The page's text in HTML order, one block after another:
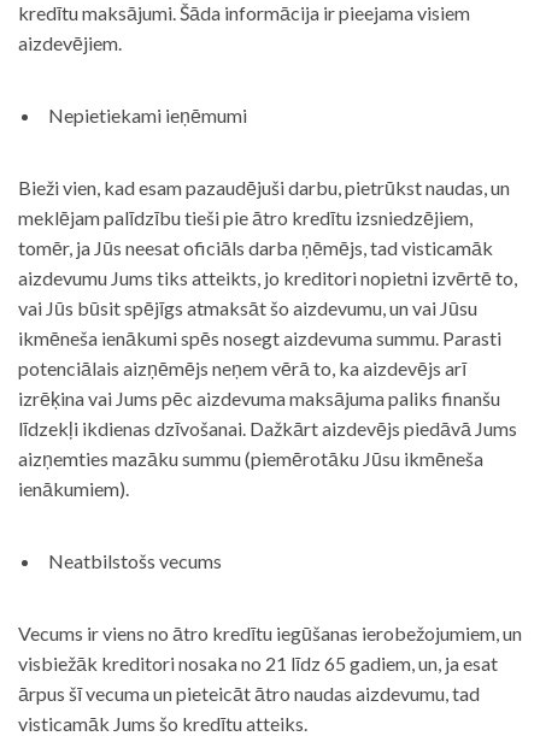
kredītu maksājumi. Šāda informācija ir pieejama visiem
aizdevējiem.
Nepietiekami ieņēmumi
Bieži vien, kad esam pazaudējuši darbu, pietrūkst naudas, un
meklējam palīdzību tieši pie ātro kredītu izsniedzējiem,
tomēr, ja Jūs neesat oficiāls darba ņēmējs, tad visticamāk
aizdevumu Jums tiks atteikts, jo kreditori nopietni izvērtē to,
vai Jūs būsit spējīgs atmaksāt šo aizdevumu, un vai Jūsu
ikmēneša ienākumi spēs nosegt aizdevuma summu. Parasti
potenciālais aizņēmējs neņem vērā to, ka aizdevējs arī
izrēķina vai Jums pēc aizdevuma maksājuma paliks finanšu
līdzekļi ikdienas dzīvošanai. Dažkārt aizdevējs piedāvā Jums
aizņemties mazāku summu (piemērotāku Jūsu ikmēneša
ienākumiem).
Neatbilstošs vecums
Vecums ir viens no ātro kredītu iegūšanas ierobežojumiem, un
visbiežāk kreditori nosaka no 21 līdz 65 gadiem, un, ja esat
ārpus šī vecuma un pieteicāt ātro naudas aizdevumu, tad
visticamāk Jums šo kredītu atteiks.